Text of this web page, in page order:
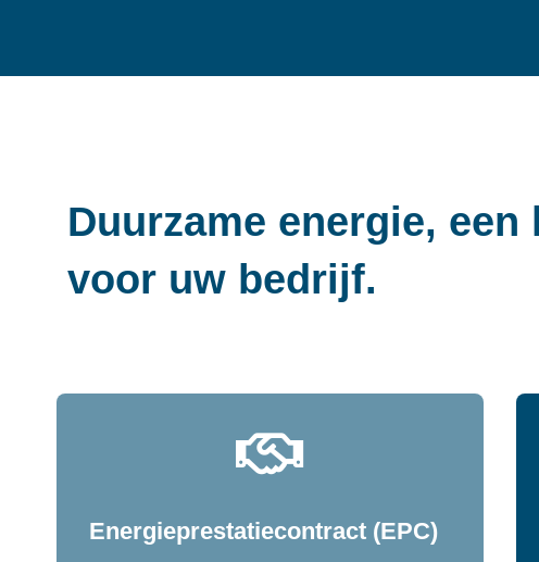
Duurzame energie, een
voor uw bedrijf.
Energieprestatiecontract (EPC)